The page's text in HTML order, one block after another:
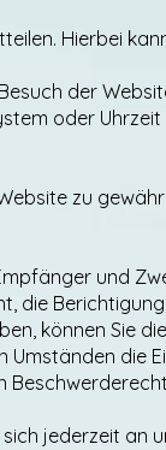
Hierbei
der
oder
zu
und
die
können Sie
die
jederzeit an